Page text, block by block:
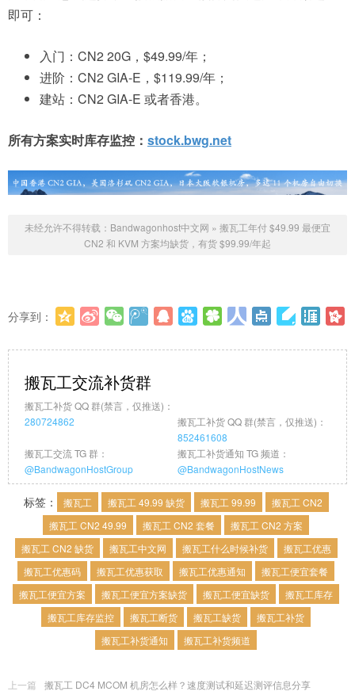
即可：
入门：CN2 20G，$49.99/年；
进阶：CN2 GIA-E，$119.99/年；
建站：CN2 GIA-E 或者香港。
所有方案实时库存监控： stock.bwg.net
未经允许不得转载： Bandwagonhost中文网 » 搬瓦工年付 $49.99 最便宜
CN2 和 KVM 方案均缺货，有货 $99.99/年起
分享到：
搬瓦工交流补货群
搬瓦工补货 QQ 群(禁言，仅推送)：
280724862
搬瓦工补货 QQ 群(禁言，仅推送)：
852461608
搬瓦工交流 TG 群：
@BandwagonHostGroup
搬瓦工补货通知 TG 频道：
@BandwagonHostNews
标签： 搬瓦工 搬瓦工 49.99 缺货 搬瓦工 99.99
搬瓦工 CN2
搬瓦工 CN2 49.99
搬瓦工 CN2 套餐
搬瓦工 CN2 方案
搬瓦工 CN2 缺货
搬瓦工中文网 搬瓦工什么时候补货
搬瓦工优惠
搬瓦工优惠码
搬瓦工优惠获取 搬瓦工优惠通知
搬瓦工便宜套餐
搬瓦工便宜方案
搬瓦工便宜方案缺货 搬瓦工便宜缺货
搬瓦工库存
搬瓦工库存监控
搬瓦工断货 搬瓦工缺货
搬瓦工补货
搬瓦工补货通知
搬瓦工补货频道
上一篇
搬瓦工 DC4 MCOM 机房怎么样？速度测试和延迟测评信息分享